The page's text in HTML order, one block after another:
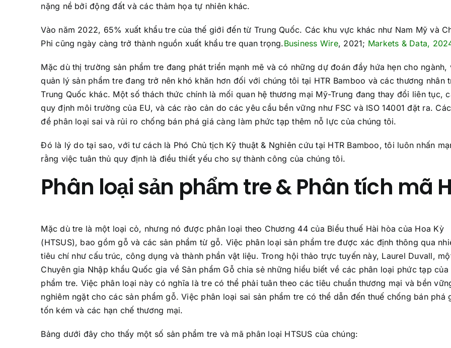
nặng nề bởi động đất và các thảm họa tự nhiên khác.
Vào năm 2022, 65% xuất khẩu tre của thế giới đến từ Trung Quốc. Các khu vực khác như Nam Mỹ và
Phi cũng ngày càng trở thành nguồn xuất khẩu tre quan trọng.Business Wire, 2021; Markets & Data,
Mặc dù thị trường sản phẩm tre đang phát triển mạnh mẽ và có những dự đoán đầy hứa hẹn cho ngành,
quản lý sản phẩm tre đang trở nên khó khăn hơn đối với chúng tôi tại HTR Bamboo và các thương nhân
Trung Quốc khác. Một số thách thức chính là mối quan hệ thương mại Mỹ-Trung đang thay đổi liên tục,
quy định môi trường của EU, và các rào cản do các yêu cầu bền vững như FSC và ISO 14001 đặt ra.
đề phân loại sai và rủi ro chống bán phá giá càng làm phức tạp thêm nỗ lực của chúng tôi.
Đó là lý do tại sao, với tư cách là Phó Chủ tịch Kỹ thuật & Nghiên cứu tại HTR Bamboo, tôi luôn nhấn
rằng việc tuân thủ quy định là điều thiết yếu cho sự thành công của chúng tôi.
Phân loại sản phẩm tre & Phân tích mã
Mặc dù tre là một loại cỏ, nhưng nó được phân loại theo Chương 44 của Biểu thuế Hài hòa của Hoa Kỳ
(HTSUS), bao gồm gỗ và các sản phẩm từ gỗ. Việc phân loại sản phẩm tre được xác định thông qua
tiêu chí như cấu trúc, công dụng và thành phần vật liệu. Trong hội thảo trực tuyến này, Laurel Duvall,
Chuyên gia Nhập khẩu Quốc gia về Sản phẩm Gỗ chia sẻ những hiểu biết về các phân loại phức tạp của
phẩm tre. Việc phân loại này có nghĩa là tre có thể phải tuân theo các tiêu chuẩn thương mại và bền
nghiêm ngặt cho các sản phẩm gỗ. Việc phân loại sai sản phẩm tre có thể dẫn đến thuế chống bán phá
tốn kém và các hạn chế thương mại.
Bảng dưới đây cho thấy một số sản phẩm tre và mã phân loại HTSUS của chúng: